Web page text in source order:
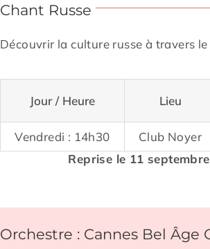
Chant Russe
Découvrir la culture russe à travers
Jour / Heure Lieu
Vendredi : 14h30 Club Noyer
Reprise le 11
Orchestre : Cannes Bel Âge